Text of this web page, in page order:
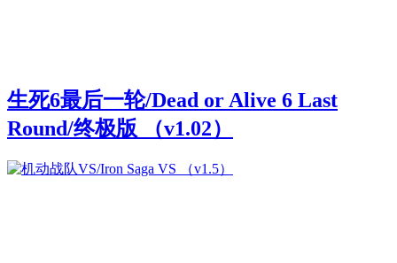
生死6最后一轮/Dead or Alive 6 Last
Round/终极版 （v1.02）